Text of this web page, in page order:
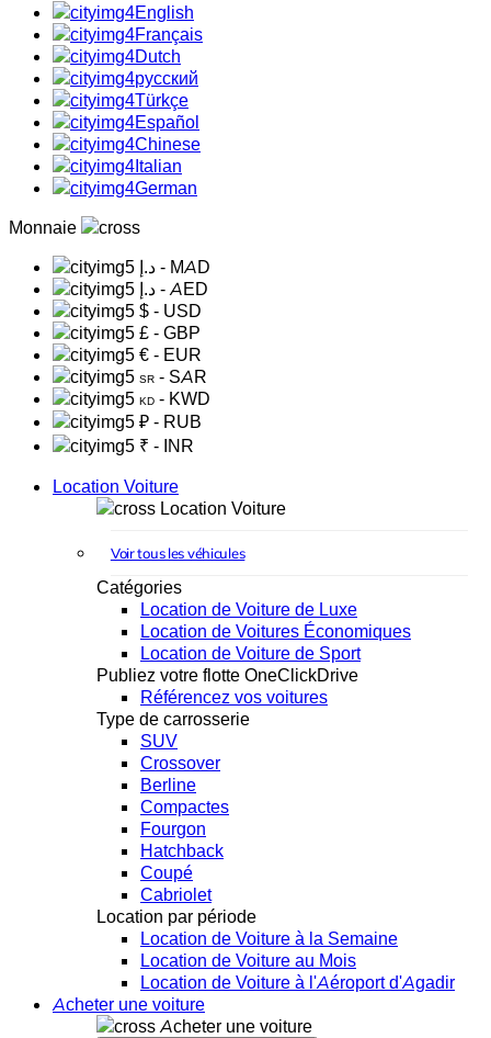
English
Français
Dutch
русский
Türkçe
Español
Chinese
Italian
German
Monnaie
د.إ - MAD
د.إ - AED
$ - USD
£ - GBP
€ - EUR
SR - SAR
KD - KWD
₽ - RUB
₹ - INR
Location Voiture
Location Voiture
Voir tous les véhicules
Catégories
Location de Voiture de Luxe
Location de Voitures Économiques
Location de Voiture de Sport
Publiez votre flotte OneClickDrive
Référencez vos voitures
Type de carrosserie
SUV
Crossover
Berline
Compactes
Fourgon
Hatchback
Coupé
Cabriolet
Location par période
Location de Voiture à la Semaine
Location de Voiture au Mois
Location de Voiture à l'Aéroport d'Agadir
Acheter une voiture
Acheter une voiture